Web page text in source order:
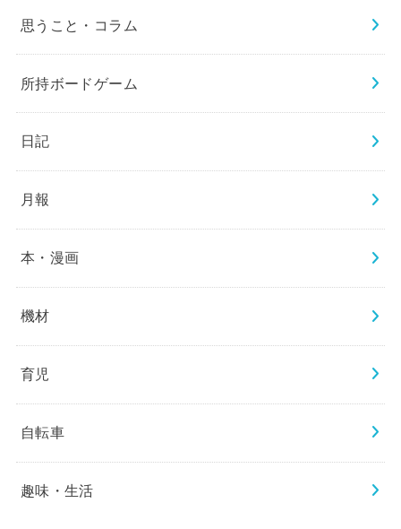
思うこと・コラム
所持ボードゲーム
日記
月報
本・漫画
機材
育児
自転車
趣味・生活